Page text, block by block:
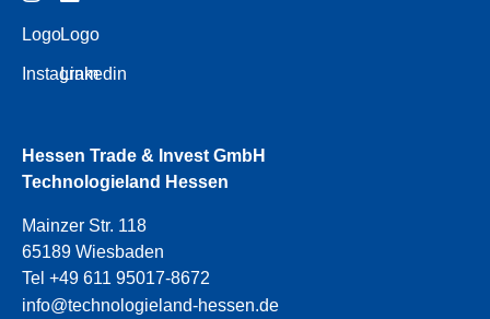
Logo
Instagram
Logo
Linkedin
Hessen Trade & Invest GmbH
Technologieland Hessen
Mainzer Str. 118
65189 Wiesbaden
Tel +49 611 95017-8672
info@technologieland-hessen.de